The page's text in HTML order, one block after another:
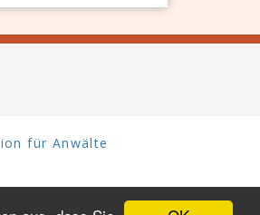
für Anwälte